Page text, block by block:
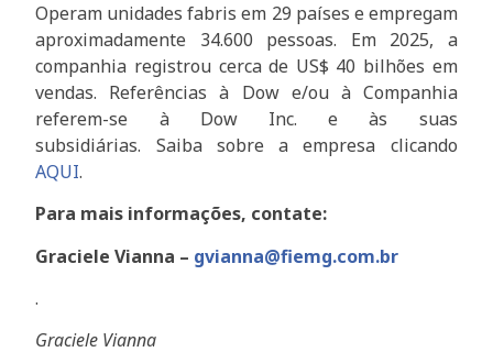
Operam unidades fabris em 29 países e empregam
aproximadamente 34.600 pessoas. Em 2025, a
companhia registrou cerca de US$ 40 bilhões em
vendas. Referências à Dow e/ou à Companhia
referem-se à Dow Inc. e às suas
subsidiárias. Saiba sobre a empresa clicando
AQUI.
Para mais informações, contate:
Graciele Vianna – gvianna@fiemg.com.br
.
Graciele Vianna